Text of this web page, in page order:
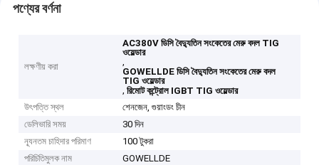
পণ্যের বর্ণনা
লক্ষণীয় করা
AC380V ডিসি বৈদ্যুতিন সংকেতের মেরু বদল TIG
ওয়েল্ডার
,
GOWELLDE ডিসি বৈদ্যুতিন সংকেতের মেরু বদল
TIG ওয়েল্ডার
,রিমোট কন্ট্রোল IGBT TIG ওয়েল্ডার
উৎপত্তি স্থল
শেনজেন, গুয়াংডং চীন
ডেলিভারি সময়
30 দিন
ন্যূনতম চাহিদার পরিমাণ
100 টুকরা
পরিচিতিমুলক নাম
GOWELLDE